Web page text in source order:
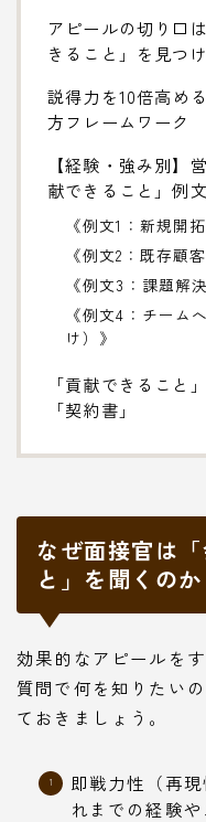
アピールの切り口
きること」を見つ
説得力を10倍高め
方フレームワーク
【経験・強み別】
献できること」例
《例文1：新規開
《例文2：既存顧
《例文3：課題解
《例文4：チーム
け）》
「貢献できること
「契約書」
なぜ面接官は
と」を聞くの
効果的なアピールを
質問で何を知りたい
ておきましょう。
即戦力性（再
れまでの経験